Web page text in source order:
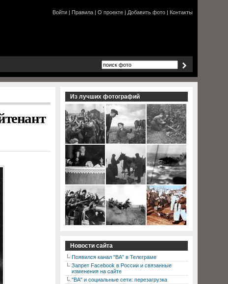
Войти | Правила | О проекте | Добавить фото | Контакты
Из лучших фотографий
Новости сайта
Появился канал "ВА" в Телеграме
Запрет Facebook в России и связанные
изменения на сайте
"ВА" и социальные сети: перезагрузка